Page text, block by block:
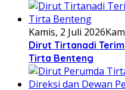
Kamis, 2 Juli 2026
Dirut Tirtanadi
Tirta Benteng